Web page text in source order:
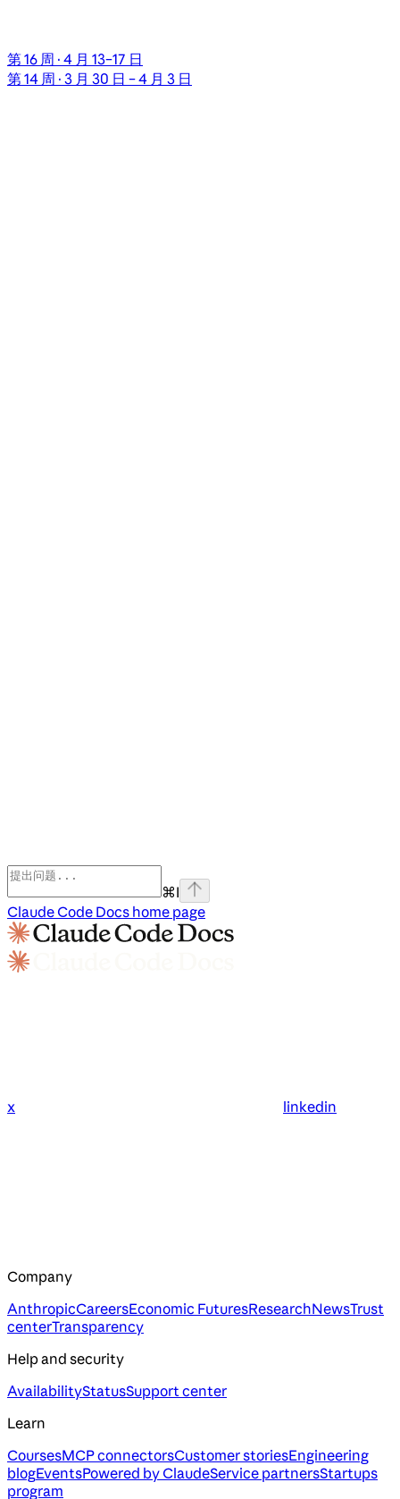
第 16 周 · 4 月 13–17 日
第 14 周 · 3 月 30 日 – 4 月 3 日
⌘I
Claude Code Docs home page
x linkedin
Company
AnthropicCareersEconomic FuturesResearchNewsTrust
centerTransparency
Help and security
AvailabilityStatusSupport center
Learn
CoursesMCP connectorsCustomer storiesEngineering
blogEventsPowered by ClaudeService partnersStartups
program